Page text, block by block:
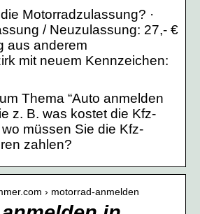
Motorradzulassung? ·
/ Neuzulassung: 27,- €
aus anderem
mit neuem Kennzeichen:
Thema “Auto anmelden
z. B. was kostet die Kfz-
müssen Sie die Kfz-
zahlen?
› motorrad-anmelden